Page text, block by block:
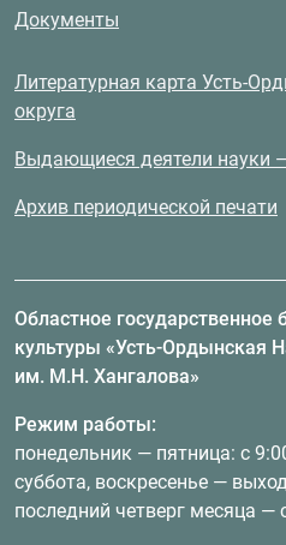
Документы
Литературная карта Усть-
округа
Выдающиеся деятели науки
Архив периодической печати
Областное
культуры «Усть-Ордынская
им. М.Н. Хангалова»
Режим работы:
понедельник — пятница: с
суббота, воскресенье —
последний четверг месяца —